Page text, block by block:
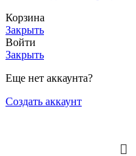
Корзина
Закрыть
Войти
Закрыть
Еще нет аккаунта?
Создать аккаунт